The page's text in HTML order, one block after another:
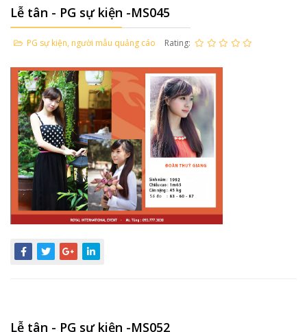
Lễ tân - PG sự kiện -MS045
PG sự kiện, người mẫu quảng cáo Rating:
Lễ tân - PG sự kiện -MS052